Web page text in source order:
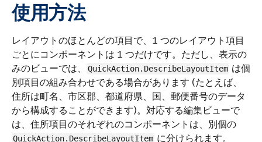
使用方法
レイアウトのほとんどの項目で、1 つのレイアウト項目
ごとにコンポーネントは 1 つだけです。ただし、表示の
みのビューでは、
QuickAction.DescribeLayoutItem は個
別項目の組み合わせである場合があります (たとえば、
住所は町名、市区郡、都道府県、国、郵便番号のデータ
から構成することができます)。対応する編集ビューで
は、住所項目のそれぞれのコンポーネントは、別個の
QuickAction.DescribeLayoutItem に分けられます。